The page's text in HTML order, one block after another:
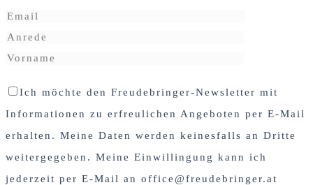
Ich möchte den Freudebringer-Newsletter mit
Informationen zu erfreulichen Angeboten per E-Mail
erhalten. Meine Daten werden keinesfalls an Dritte
weitergegeben. Meine Einwillingung kann ich
jederzeit per E-Mail an office@freudebringer.at